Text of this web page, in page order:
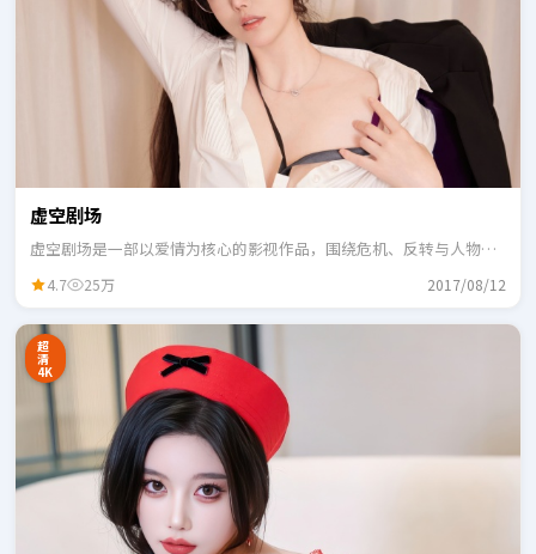
虚空剧场
虚空剧场是一部以爱情为核心的影视作品，围绕危机、反转与人物成
4.7 25万 2017/08/12
超
清
4K